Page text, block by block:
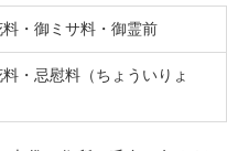
・御ミサ料・御霊前
・忌慰料（ちょういりょ